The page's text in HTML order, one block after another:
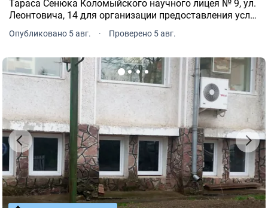
Тараса Сенюка Коломыйского научного лицея № 9, ул.
Леонтовича, 14 для организации предоставления услуг
питания получателям образования Это предложение
от нашего партнера - Zakupivli.
Опубликовано 5 авг. · Проверено 5 авг.